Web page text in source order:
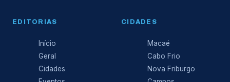
EDITORIAS
Início
Geral
Cidades
CIDADES
Macaé
Cabo Frio
Nova Friburgo